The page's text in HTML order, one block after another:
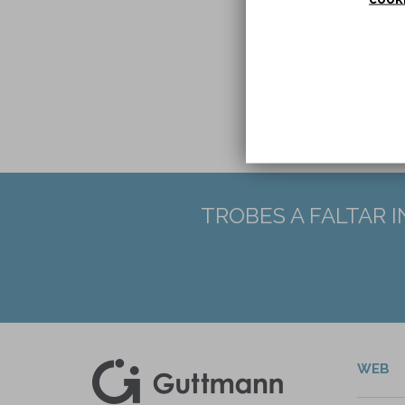
PMID:
TROBES A FALTAR
WEB